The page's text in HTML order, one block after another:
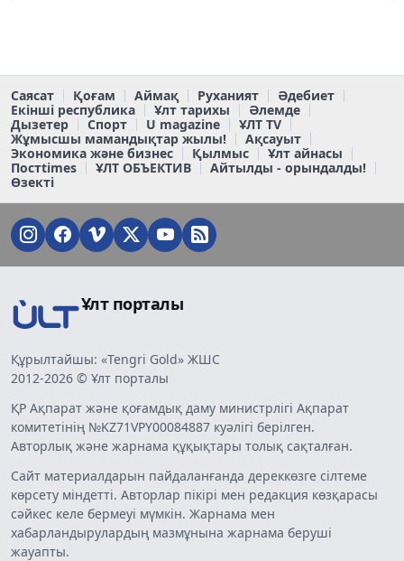
Саясат Қоғам Аймақ Руханият
Әдебиет
Екінші республика
Ұлт тарихы
Әлемде
Дызетер
Спорт U magazine
ҰЛТ TV
Жұмысшы мамандықтар жылы!
Ақсауыт
Экономика және бизнес
Қылмыс
Ұлт айнасы
Постtimes
ҰЛТ ОБЪЕКТИВ
Айтылды - орындалды!
Өзекті
Ұлт порталы
Құрылтайшы: «Tengri Gold» ЖШС
2012-2026 © Ұлт порталы
ҚР Ақпарат және қоғамдық даму министрлігі Ақпарат
комитетінің №KZ71VPY00084887 куәлігі берілген.
Авторлық және жарнама құқықтары толық сақталған.
Сайт материалдарын пайдаланғанда дереккөзге сілтеме
көрсету міндетті. Авторлар пікірі мен редакция көзқарасы
сәйкес келе бермеуі мүмкін. Жарнама мен
хабарландырулардың мазмұнына жарнама беруші
жауапты.